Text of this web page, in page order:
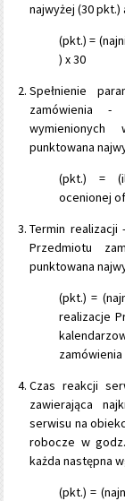
najwyżej (30 pkt.)
(pkt.) =
) x 30
Spełnienie
zamówienia -
punktowana
(pkt.) =
ocenionej
Termin
Przedmiotu
punktowana
(pkt.) =
realizacje
Czas reakcji
zawierająca
serwisu na
robocze w
każda następna
(pkt.) =